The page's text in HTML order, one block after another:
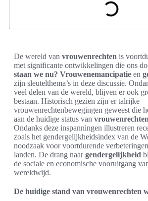
De wereld van vrouwenrechten is
met significante ontwikkelingen die ons
staan we nu? Vrouwenemancipatie en
zijn sleutelthema’s in deze discussie.
veel delen van de wereld, blijven er ook
bestaan. Historisch gezien zijn er talrijke
vrouwenrechtenbewegingen geweest die
aan de huidige status van
Ondanks deze inspanningen illustreren
zoals het gendergelijkheidsindex van de
noodzaak voor voortdurende
landen. De drang naargendergelijkheid
de sociale en economische vooruitgang
wereldwijd.
De huidige stand van vrouwenrechten